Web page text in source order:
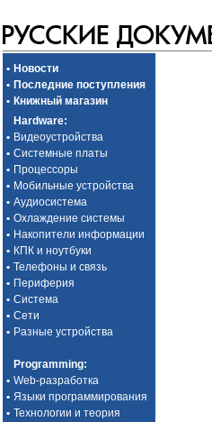
• Новости
• Последние поступления
• Книжный магазин
Hardware:
• Видеоустройства
• Системные платы
• Процессоры
• Мобильные устройства
• Аудиосистема
• Охлаждение системы
• Накопители информации
• КПК и ноутбуки
• Телефоны и связь
• Периферия
• Система
• Сети
• Разные устройства
Programming:
• Web-разработка
• Языки программирования
• Технологии и теория